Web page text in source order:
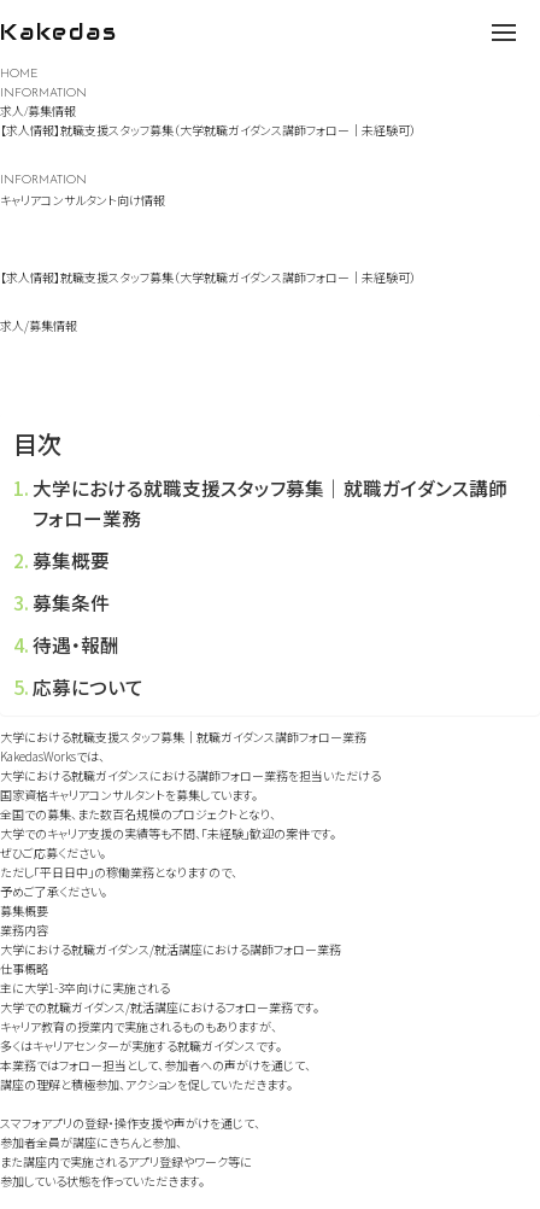
Skip
to
content
Kakedas
HOME
INFORMATION
求人/募集情報
【求人情報】就職支援スタッフ募集（大学就職ガイダンス講師フォロー｜未経験可）
INFORMATION
キャリアコンサルタント向け情報
【求人情報】就職支援スタッフ募集（大学就職ガイダンス講師フォロー｜未経験可）
求人/募集情報
目次
大学における就職支援スタッフ募集｜就職ガイダンス講師
フォロー業務
募集概要
募集条件
待遇・報酬
応募について
大学における就職支援スタッフ募集｜就職ガイダンス講師フォロー業務
KakedasWorksでは、
大学における就職ガイダンスにおける講師フォロー業務を担当いただける
国家資格キャリアコンサルタントを募集しています。
全国での募集、また数百名規模のプロジェクトとなり、
大学でのキャリア支援の実績等も不問、「未経験」歓迎の案件です。
ぜひご応募ください。
ただし「平日日中」の稼働業務となりますので、
予めご了承ください。
募集概要
業務内容
大学における就職ガイダンス/就活講座における講師フォロー業務
仕事概略
主に大学1-3卒向けに実施される
大学での就職ガイダンス/就活講座におけるフォロー業務です。
キャリア教育の授業内で実施されるものもありますが、
多くはキャリアセンターが実施する就職ガイダンスです。
本業務ではフォロー担当として、参加者への声がけを通じて、
講座の理解と積極参加、アクションを促していただきます。
スマフォアプリの登録・操作支援や声がけを通じて、
参加者全員が講座にきちんと参加、
また講座内で実施されるアプリ登録やワーク等に
参加している状態を作っていただきます。